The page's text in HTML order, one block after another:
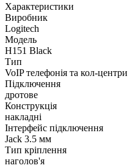
Характеристики
Виробник
Logitech
Модель
H151 Black
Тип
VoIP телефонія та кол-центри
Підключення
дротове
Конструкція
накладні
Інтерфейс підключення
Jack 3.5 мм
Тип кріплення
наголов'я